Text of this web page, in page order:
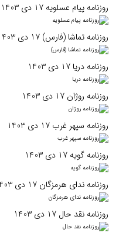
روزنامه پیام عسلویه 17 دی 1403
روزنامه تماشا (فارس) 17 دی 1403
روزنامه دریا 17 دی 1403
روزنامه روژان 17 دی 1403
روزنامه سپهر غرب 17 دی 1403
روزنامه گویه 17 دی 1403
روزنامه ندای هرمزگان 17 دی 1403
روزنامه نقد حال 17 دی 1403